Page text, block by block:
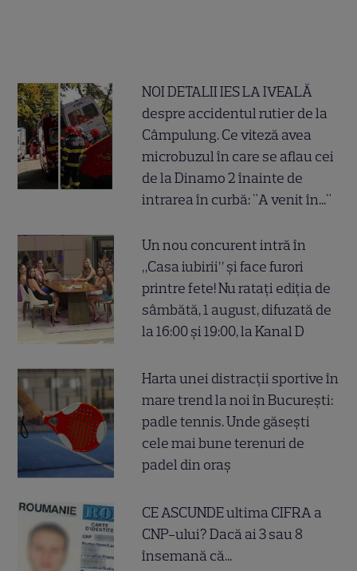
NOI DETALII IES LA IVEALĂ
despre accidentul rutier de la
Câmpulung. Ce viteză avea
microbuzul în care se aflau cei
de la Dinamo 2 înainte de
intrarea în curbă: "A venit în..."
Un nou concurent intră în
„Casa iubirii” și face furori
printre fete! Nu ratați ediția de
sâmbătă, 1 august, difuzată de
la 16:00 și 19:00, la Kanal D
Harta unei distracții sportive în
mare trend la noi în București:
padle tennis. Unde găsești
cele mai bune terenuri de
padel din oraș
CE ASCUNDE ultima CIFRA a
CNP-ului? Dacă ai 3 sau 8
însemană că...